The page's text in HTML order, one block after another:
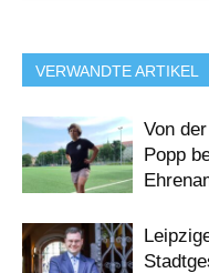
VERWANDTE ARTIKEL
Von
Popp